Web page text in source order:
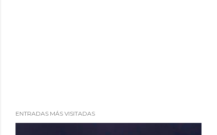
ENTRADAS MÁS VISITADAS